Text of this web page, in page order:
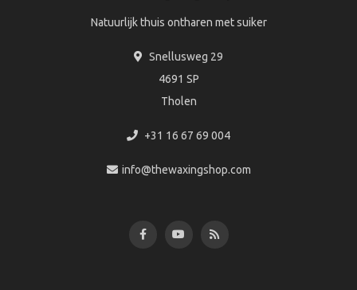
Natuurlijk thuis ontharen met suiker
Snellusweg 29
4691 SP
Tholen
+31 16 67 69 004
info@thewaxingshop.com